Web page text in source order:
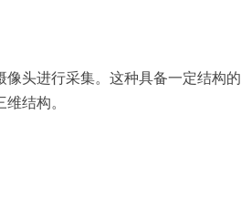
头进行采集。这种具备一定结构
结构。